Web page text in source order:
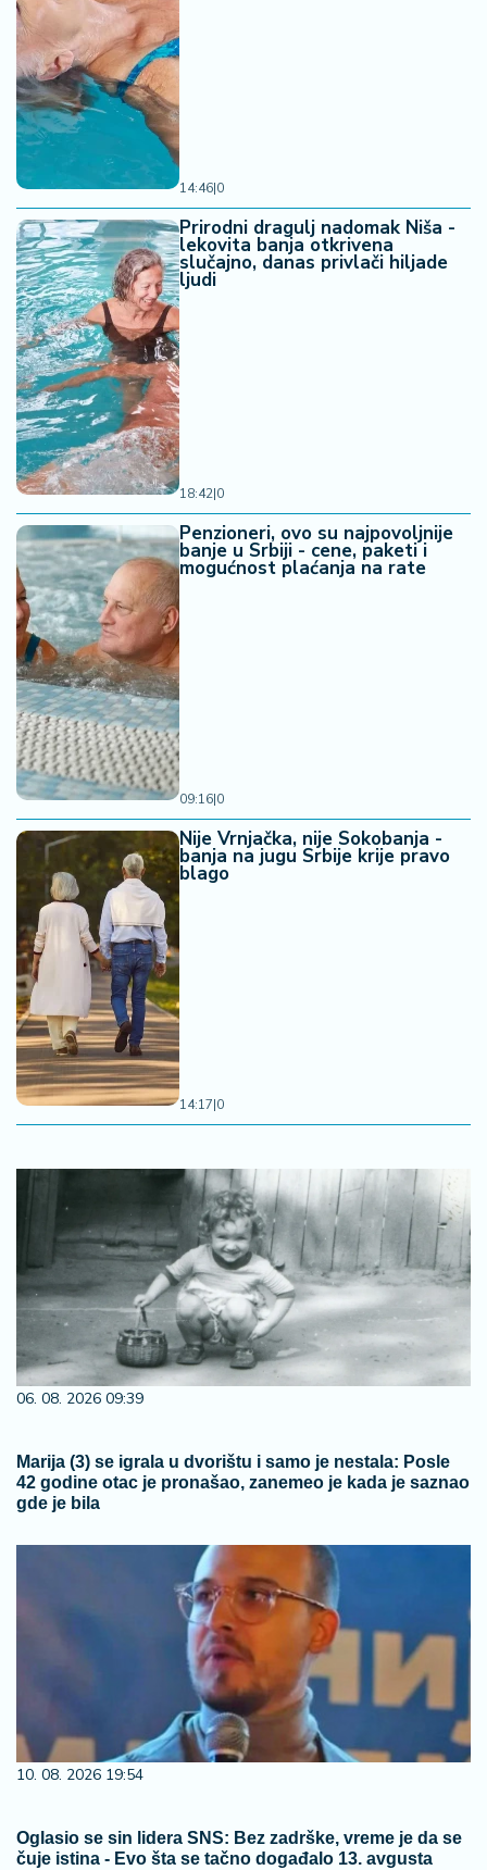
14:46|0
Prirodni dragulj nadomak Niša -
lekovita banja otkrivena
slučajno, danas privlači hiljade
ljudi
18:42|0
Penzioneri, ovo su najpovoljnije
banje u Srbiji - cene, paketi i
mogućnost plaćanja na rate
09:16|0
Nije Vrnjačka, nije Sokobanja -
banja na jugu Srbije krije pravo
blago
14:17|0
06. 08. 2026 09:39
Marija (3) se igrala u dvorištu i samo je nestala: Posle
42 godine otac je pronašao, zanemeo je kada je saznao
gde je bila
10. 08. 2026 19:54
Oglasio se sin lidera SNS: Bez zadrške, vreme je da se
čuje istina - Evo šta se tačno događalo 13. avgusta